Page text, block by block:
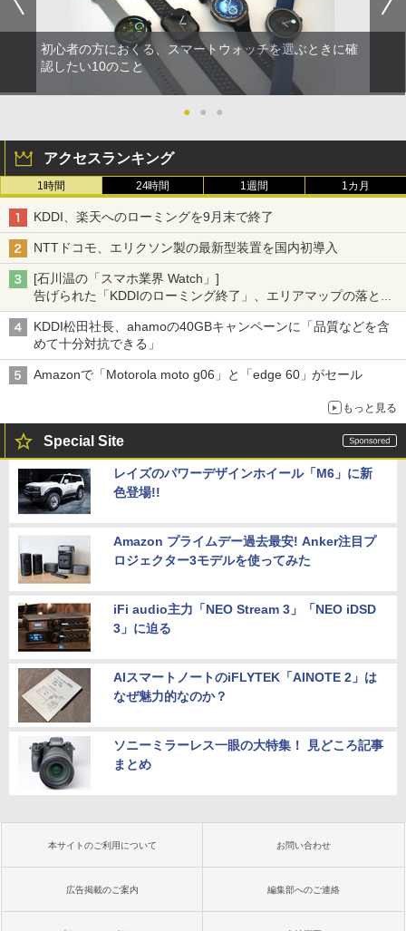
初心者の方におくる、スマートウォッチを選ぶときに確
認したい10のこと
● ● ●
アクセスランキング
1時間 24時間 1週間 1カ月
KDDI、楽天へのローミングを9月末で終了
NTTドコモ、エリクソン製の最新型装置を国内初導入
[石川温の「スマホ業界 Watch」]
告げられた「KDDIのローミング終了」、エリアマップの落とし
穴と楽天モバイルの課題
KDDI松田社長、ahamoの40GBキャンペーンに「品質などを含
めて十分対抗できる」
Amazonで「Motorola moto g06」と「edge 60」がセール
もっと見る
Special Site
レイズのパワーデザインホイール「M6」に新
色登場!!
Amazon プライムデー過去最安! Anker注目プ
ロジェクター3モデルを使ってみた
iFi audio主力「NEO Stream 3」「NEO iDSD
3」に迫る
AIスマートノートのiFLYTEK「AINOTE 2」は
なぜ魅力的なのか？
ソニーミラーレス一眼の大特集！ 見どころ記事
まとめ
本サイトのご利用について お問い合わせ
広告掲載のご案内 編集部へのご連絡